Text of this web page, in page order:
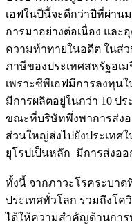
เอฟในปีนี้จะดีกว่าปีที่ผ่าน
การมาอย่างต่อเนื่อง แล
ความท้าทายในอดีต ในส่
ภาษีของประเทศสหรัฐอเ
เพราะซีพีเอฟมีการลงทุน
มีการผลิตอยู่ในกว่า 10 ป
ขณะที่บริษัทพึ่งพาการส่งอ
ส่วนใหญ่ส่งไปยังประเทศ
ยุโรปเป็นหลัก มีการส่งอ
ทั้งนี้ จากภาวะโรคระบาด
ประเทศทั่วโลก รวมถึงโ
ได้ให้ความสำคัญด้านการ